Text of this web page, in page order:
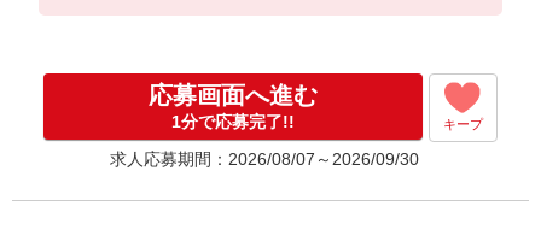
応募画面へ進む
1分で応募完了!! キープ
求人応募期間：2026/08/07～2026/09/30